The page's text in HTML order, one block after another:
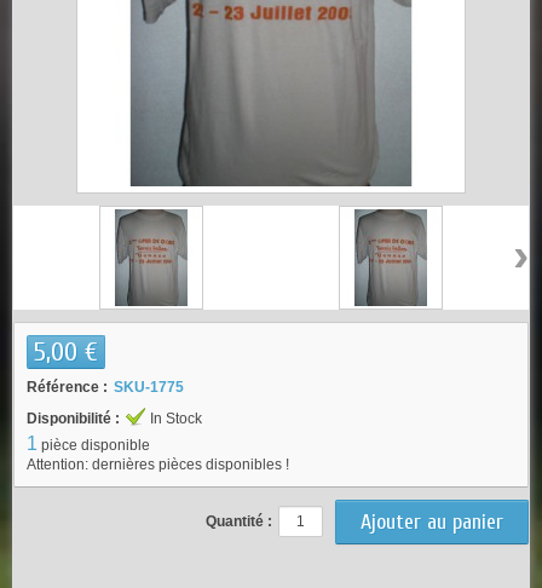
›
5,00 €
Référence : SKU-1775
Disponibilité :
In Stock
1 pièce disponible
Attention: dernières pièces disponibles !
Quantité :